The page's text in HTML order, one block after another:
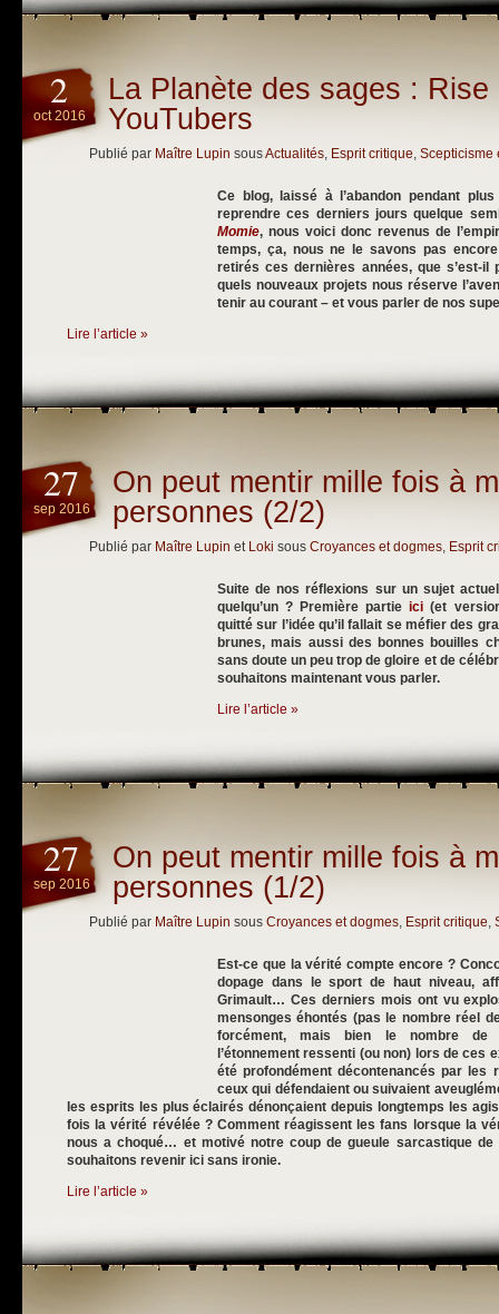
2
oct 2016
La Planète des sages : Rise
YouTubers
Publié par Maître Lupin sousActualités, Esprit critique, Scepticisme
Ce blog, laissé à l’abandon pendant
reprendre ces derniers jours quelque
Momie, nous voici donc revenus de
temps, ça, nous ne le savons pas
retirés ces dernières années, que s’est-
quels nouveaux projets nous réserve
tenir au courant – et vous parler de nos
Lire l’article »
27
sep 2016
On peut mentir mille fois à
personnes (2/2)
Publié par Maître Lupin et Loki sous Croyances et dogmes, Esprit
Suite de nos réflexions sur un sujet
quelqu’un ? Première partieici (et
quitté sur l’idée qu’il fallait se méfier des
brunes, mais aussi des bonnes bouilles
sans doute un peu trop de gloire et de
souhaitons maintenant vous parler.
Lire l’article »
27
sep 2016
On peut mentir mille fois à
personnes (1/2)
Publié par Maître Lupin sous Croyances et dogmes, Esprit critique,
Est-ce que la vérité compte encore ?
dopage dans le sport de haut niveau,
Grimault… Ces derniers mois ont vu
mensonges éhontés (pas le nombre réel
forcément, mais bien le nombre de
l’étonnement ressenti (ou non) lors de ces
été profondément décontenancés par les
ceux qui défendaient ou suivaient
les esprits les plus éclairés dénonçaient depuis longtemps les
fois la vérité révélée ? Comment réagissent les fans lorsque la
nous a choqué… et motivé notre coup de gueule sarcastique de
souhaitons revenir ici sans ironie.
Lire l’article »